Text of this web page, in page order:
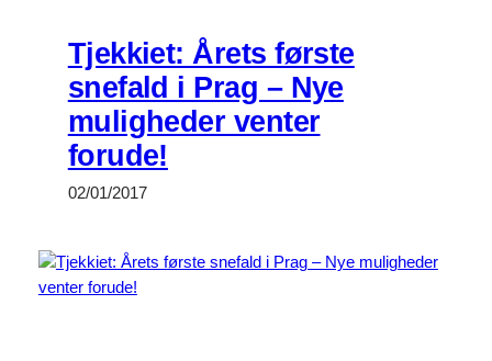
Tjekkiet: Årets første
snefald i Prag – Nye
muligheder venter
forude!
02/01/2017